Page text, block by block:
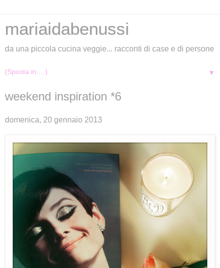
mariaidabenussi
da una piccola cucina veggie... racconti di case e di persone
▼
weekend inspiration *6
domenica, 20 gennaio 2013